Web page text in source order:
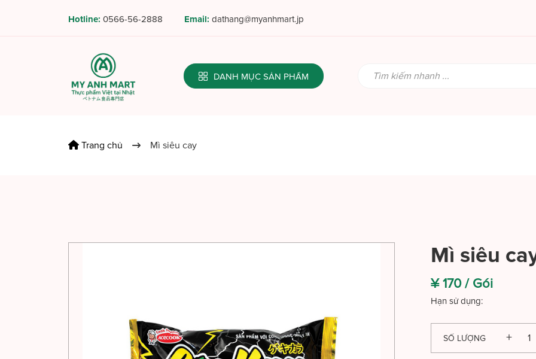
Hotline: 0566-56-2888 Email: dathang@myanhmart.jp
DANH MỤC SẢN PHẨM
Trang chủ Mì siêu cay
Mì siêu
¥ 170 / Gói
Hạn sử dụng:
SỐ LƯỢNG